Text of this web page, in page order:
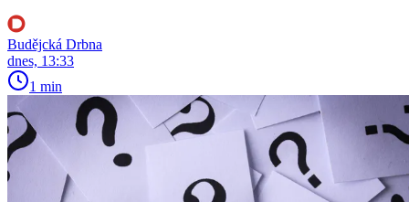
Budějcká Drbna
dnes, 13:33
1 min